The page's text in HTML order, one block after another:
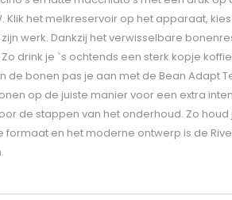
Klik het melkreservoir op het apparaat,
werk. Dankzij het verwisselbare
drink je `s ochtends een sterk kopje
de bonen pas je aan met de Bean Adapt
op de juiste manier voor een extra
de stappen van het onderhoud. Zo
formaat en het moderne ontwerp is de